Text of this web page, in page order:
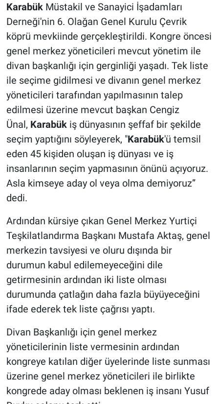
KarabükMüstakil ve Sanayici İşadamları
Derneği'nin 6. Olağan Genel Kurulu Çevrik
köprü mevkiinde gerçekleştirildi. Kongre öncesi
genel merkez yöneticileri mevcut yönetim ile
divan başkanlığı için gerginliği yaşadı. Tek liste
ile seçime gidilmesi ve divanın genel merkez
yöneticileri tarafından yapılmasının talep
edilmesi üzerine mevcut başkan Cengiz
Ünal, Karabükiş dünyasının şeffaf bir şekilde
seçim yaptığını söyleyerek, "Karabük'ü temsil
eden 45 kişiden oluşan iş dünyası ve iş
insanlarının seçim yapmasının önünü açıyoruz.
Asla kimseye aday ol veya olma demiyoruz”
dedi.
Ardından kürsiye çıkan Genel Merkez Yurtiçi
Teşkilatlandırma Başkanı Mustafa Aktaş, genel
merkezin tavsiyesi ve oluru dışında bir
durumun kabul edilemeyeceğini dile
getirmesinin ardından iki liste olması
durumunda çatlağın daha fazla büyüyeceğini
ifade ederek tek liste çağrısı yaptı.
Divan Başkanlığı için genel merkez
yöneticilerinin liste vermesinin ardından
kongreye katılan diğer üyelerinde liste sunması
üzerine genel merkez yöneticileri ile birlikte
kongrede aday olması beklenen iş insanı Yusuf